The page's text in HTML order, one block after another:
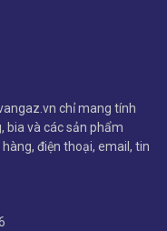
chỉ mang tính
bia và các sản phẩm
điện thoại, email, tin